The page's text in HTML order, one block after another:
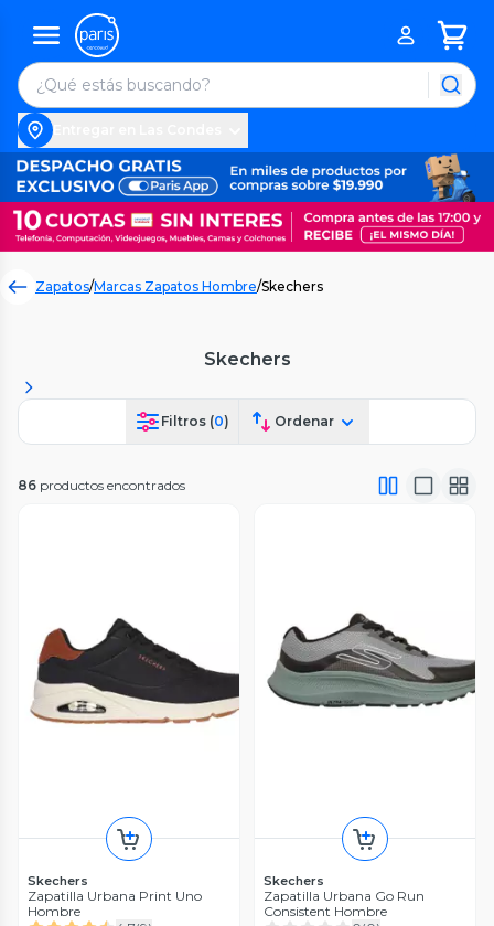
Zapatos/Marcas Zapatos Hombre/Skechers
Skechers
Filtros (0) Ordenar
86 productos encontrados
Skechers
Zapatilla Urbana Print Uno
Hombre
Skechers
Zapatilla Urbana Go Run
Consistent Hombre